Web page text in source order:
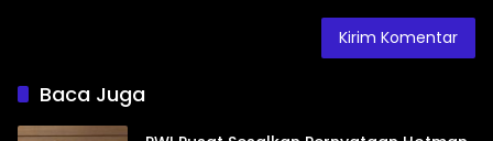
Baca Juga